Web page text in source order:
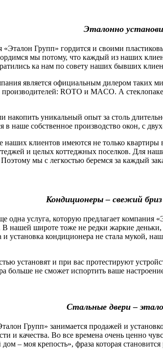
Эталонно
Групп» гордится и своими
мы потому, что каждый из наших
ка нам по совету наших бывших
является официальным дилером таких
ROTO и MACO. А
уникальный опыт за столь
в наше собственное производство окон, с
клиентов имеются не только квартиры
и целых коттеджных поселков. Для
Поэтому мы с легкостью беремся за каждый
Кондиционеры – свежий
услуга, которую предлагает компания
В нашей широте тоже не редки жаркие
кондиционера не стала мукой,
установят и при вас протестируют
больше не сможет испортить ваше
Стальные двери –
Групп» занимается продажей и
и качества. Во все времена очень ценно
– моя крепость», фраза которая